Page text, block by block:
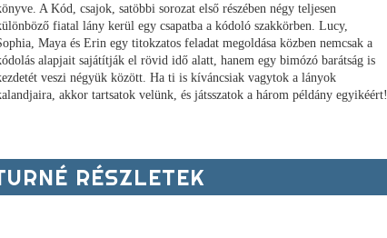
A Kód, csajok, satöbbi sorozat első részében négy teljesen
fiatal lány kerül egy csapatba a kódoló szakkörben. Lucy,
Maya és Erin egy titokzatos feladat megoldása közben nemcsak a
alapjait sajátítják el rövid idő alatt, hanem egy bimózó barátság is
veszi négyük között. Ha ti is kíváncsiak vagytok a lányok
akkor tartsatok velünk, és játsszatok a három példány egyikéért!
RÉSZLETEK